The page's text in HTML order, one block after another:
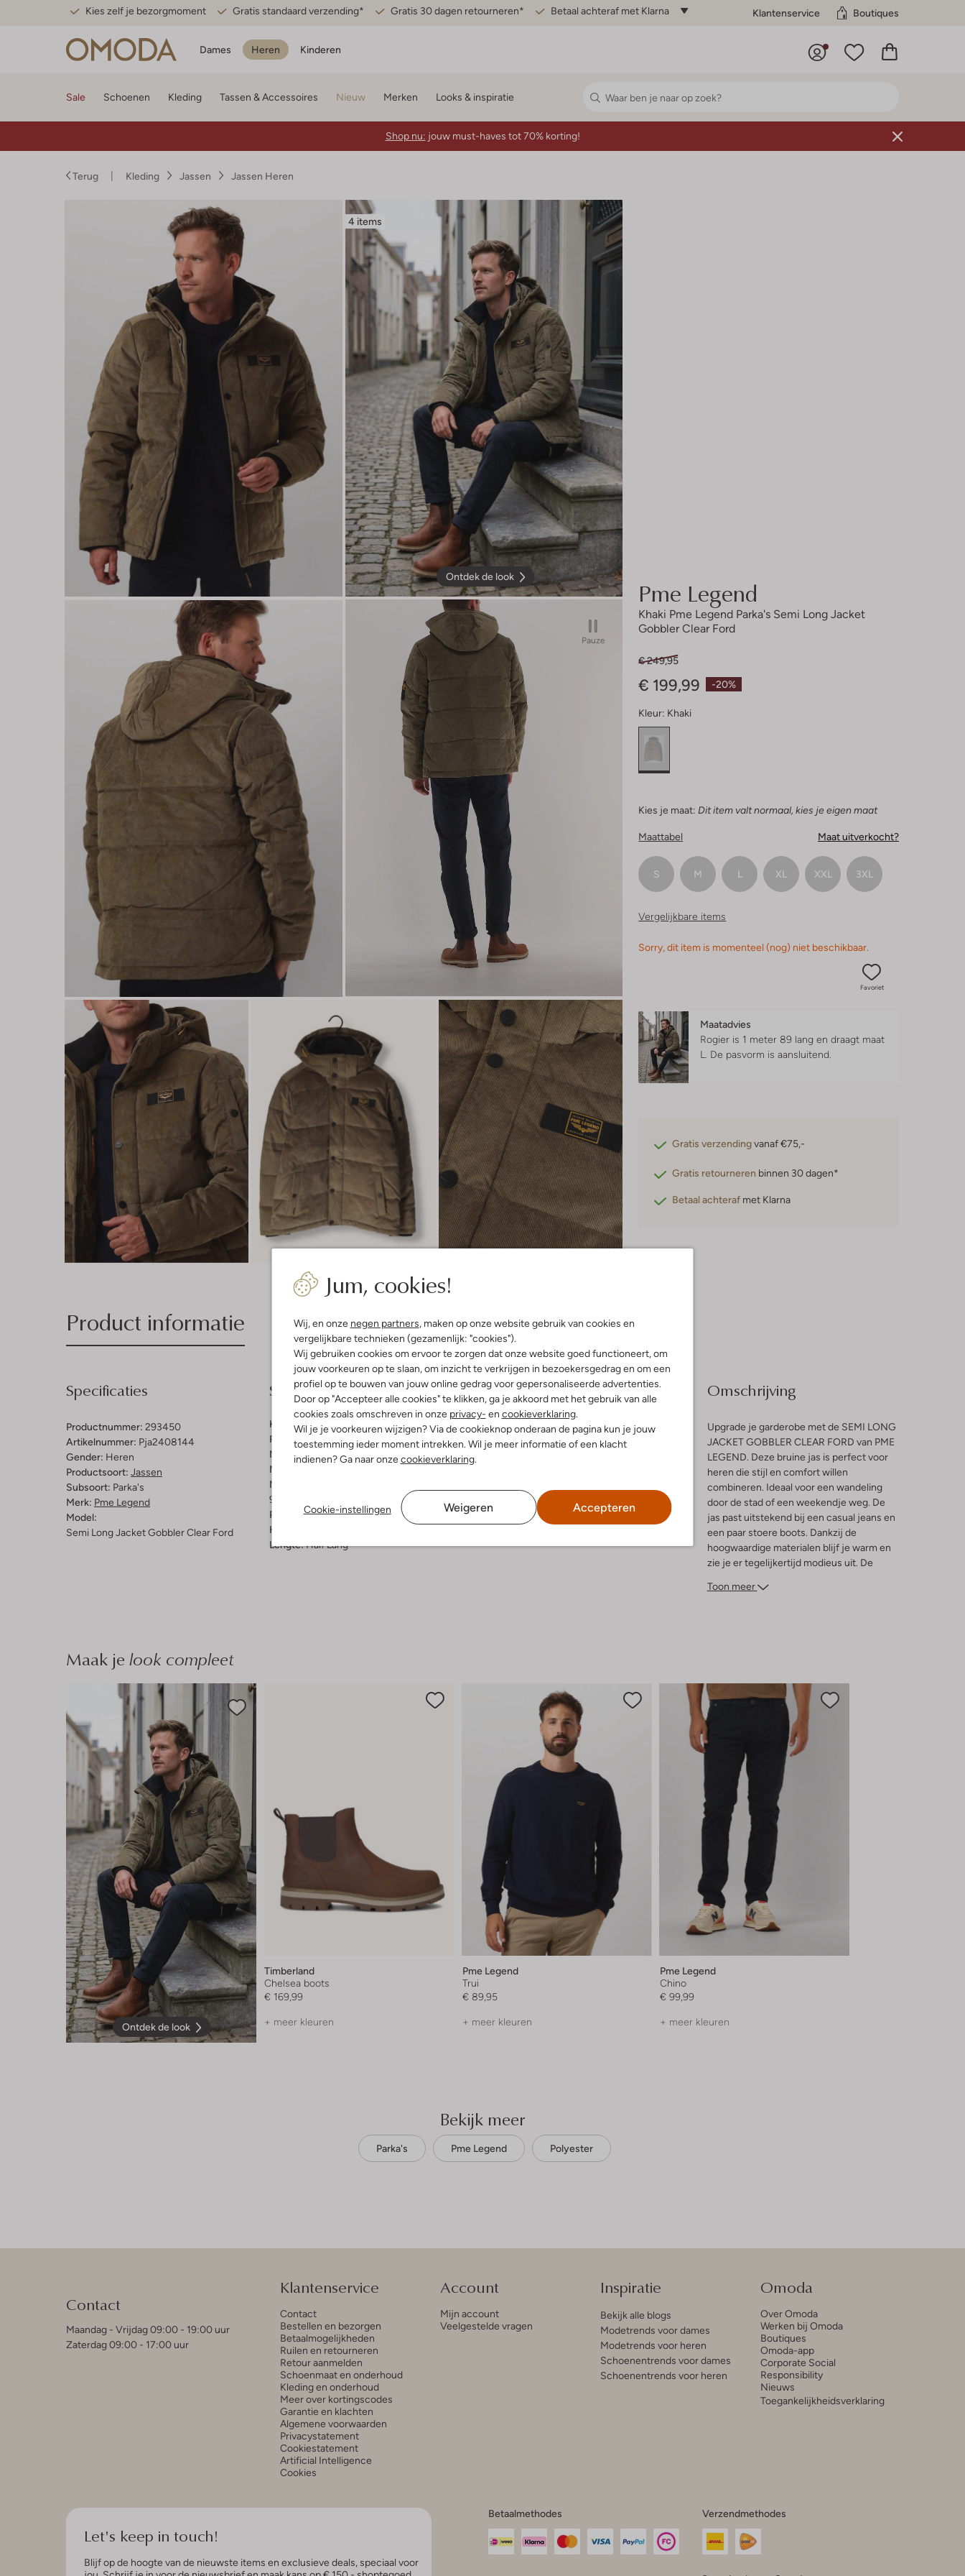
Kies zelf je bezorgmoment Gratis standaard verzending* Gratis 30 dagen retourneren* Betaal achteraf met Klarna Klantenservice Boutiques
Dames Heren Kinderen
Jum, cookies!
Wij, en onze negen partners, maken op onze website gebruik van cookies en
vergelijkbare technieken (gezamenlijk: "cookies").
Wij gebruiken cookies om ervoor te zorgen dat onze website goed functioneert, om
jouw voorkeuren op te slaan, om inzicht te verkrijgen in bezoekersgedrag en om een
profiel op te bouwen van jouw online gedrag voor gepersonaliseerde advertenties.
Door op "Accepteer alle cookies" te klikken, ga je akkoord met het gebruik van alle
cookies zoals omschreven in onze privacy- en cookieverklaring.
Wil je je voorkeuren wijzigen? Via de cookieknop onderaan de pagina kun je jouw
toestemming ieder moment intrekken. Wil je meer informatie of een klacht
indienen? Ga naar onzecookieverklaring.
Cookie-instellingen Weigeren Accepteren
Sale Schoenen Kleding Tassen & Accessoires Nieuw Merken Looks & inspiratie
Shop nu: jouw must-haves tot 70% korting!
Terug Kleding Jassen Jassen Heren
4 items
Ontdek de look
Pauze
Pme Legend
Khaki Pme Legend Parka's Semi Long Jacket
Gobbler Clear Ford
-20%
€ 249,95
€ 199,99
Kleur: Khaki
Kies je maat: Dit item valt normaal, kies je eigen maat
Maattabel Maat uitverkocht?
S M L XL XXL 3XL
Vergelijkbare items
Sorry, dit item is momenteel (nog) niet beschikbaar.
Favoriet
Maatadvies
Rogier is 1 meter 89 lang en draagt maat
L. De pasvorm isaansluitend
Gratis verzendingvanaf €75,-
Gratis retourneren binnen 30 dagen*
Betaal achteraf met Klarna
Product informatie Bezorgen & retourneren
Specificaties
Productnummer: 293450
Artikelnummer: Pja2408144
Gender: Heren
Productsoort: Jassen
Subsoort: Parka's
Merk: Pme Legend
Model:
Semi Long Jacket Gobbler Clear Ford
Samenstelling & Pasvorm
Kleur: Khaki
Patroon:
Effen
Materiaal binnenkant:
Materiaal:
Materiaalpercentages:
90% Polyester, 10% Nylon
Pasvorm:Aansluitend
Halslijn:
Lengte:Half Lang
Wasvoorschriften
Normaal wassen op 30 °C
Strijken op maximaal 110 °C
Niet chemisch reinigen
Niet bleken
Omschrijving
Upgrade je garderobe met de SEMI LONG
JACKET GOBBLER CLEAR FORD van PME
LEGEND. Deze bruine jas is perfect voor
heren die stijl en comfort willen
combineren. Ideaal voor een wandeling
door de stad of een weekendje weg. De
jas past uitstekend bij een casual jeans en
een paar stoere boots. Dankzij de
hoogwaardige materialen blijf je warm en
zie je er tegelijkertijd modieus uit. De
maken deze jas een must-have voor elke
Toon meer
Maak je look compleet
Ontdek de look
Timberland
Chelsea boots
€ 169,99
+ meer kleuren
Pme Legend
Trui
€ 89,95
+ meer kleuren
Pme Legend
Chino
€ 99,99
+ meer kleuren
Bekijk meer
Parka's Pme Legend Polyester
Contact
Maandag - Vrijdag 09:00 - 19:00 uur
Zaterdag 09:00 - 17:00 uur
Klantenservice
Contact
Bestellen en bezorgen
Betaalmogelijkheden
Ruilen en retourneren
Retour aanmelden
Schoenmaat en onderhoud
Kleding en onderhoud
Meer over kortingscodes
Garantie en klachten
Algemene voorwaarden
Privacystatement
Cookiestatement
Artificial Intelligence
Cookies
Account
Mijn account
Veelgestelde vragen
Inspiratie
Bekijk alle blogs
Modetrends voor dames
Modetrends voor heren
Schoenentrends voor dames
Schoenentrends voor heren
Omoda
Over Omoda
Werken bij Omoda
Boutiques
Omoda-app
Corporate Social
Responsibility
Nieuws
Toegankelijkheidsverklaring
Let's keep in touch!
Blijf op de hoogte van de nieuwste items en exclusieve deals, speciaal voor
Betaalmethodes Verzendmethodes